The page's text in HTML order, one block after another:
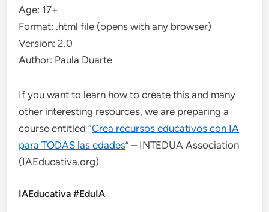
Age: 17+
Format: .html file (opens with any browser)
Version: 2.0
Author: Paula Duarte
If you want to learn how to create this and many
other interesting resources, we are preparing a
course entitled “Crea recursos educativos con IA
para TODAS las edades” – INTEDUA Association
(IAEducativa.org).
IAEducativa #EduIA